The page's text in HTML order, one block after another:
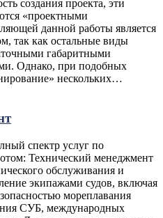
создания проекта, эти
«проектными
данной работы является
так как остальные виды
габаритными
Однако, при подобных
нескольких…
спектр услуг по
Технический менеджмент
обслуживания и
экипажами судов, включая
мореплавания
СУБ, международных